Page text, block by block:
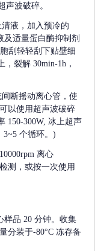
声波破碎。
液，加入预冷的
及适量蛋白酶抑制剂
刮轻轻刮下贴壁细
裂解 30min-1h，
断摇动离心管，使
以使用超声波破碎
150-300W, 冰上超声
3~5 个循环。)
离心
测，或按一次使用
样品 20 分钟。收集
分装于-80°C 冻存备